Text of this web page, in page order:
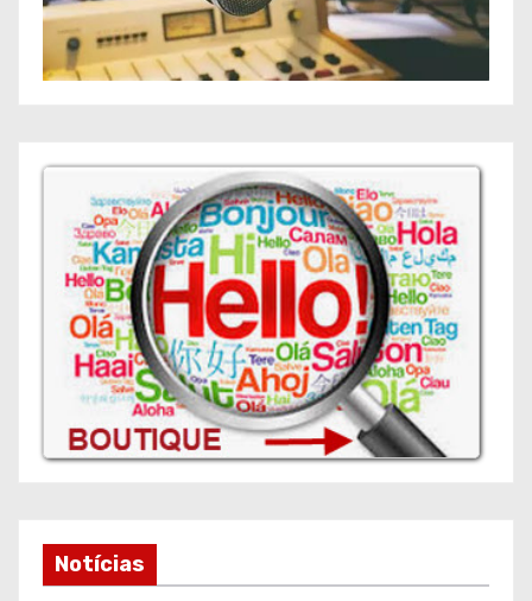
Notícias